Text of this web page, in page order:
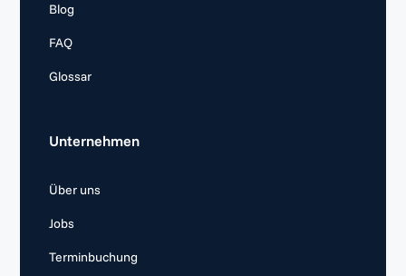
Blog
FAQ
Glossar
Unternehmen
Über uns
Jobs
Terminbuchung